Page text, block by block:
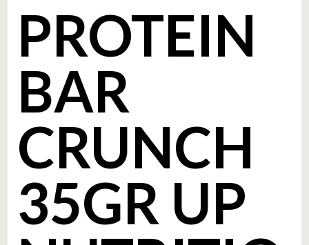
PROTEIN
BAR
CRUNCH
35GR UP